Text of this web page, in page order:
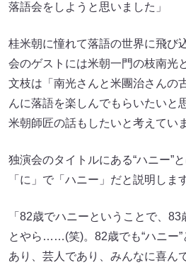
落語会をしようと思いました」
桂米朝に憧れて落語の世界に飛び
会のゲストには米朝一門の枝南光
文枝は「南光さんと米團治さんの
んに落語を楽しんでもらいたいと
米朝師匠の話もしたいと考えてい
独演会のタイトルにある“ハニー”
「に」で「ハニー」だと説明しま
「82歳でハニーということで、
とやら……(笑)。82歳でも“ハニー
あり、芸人であり、みんなに喜ん